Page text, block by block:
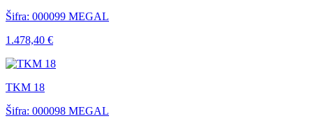
Šifra: 000099 MEGAL
1.478,40 €
TKM 18
Šifra: 000098 MEGAL